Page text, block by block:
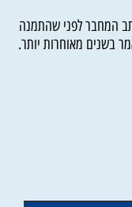
המחבר לפני שהתמנה
בשנים מאוחרות יותר.